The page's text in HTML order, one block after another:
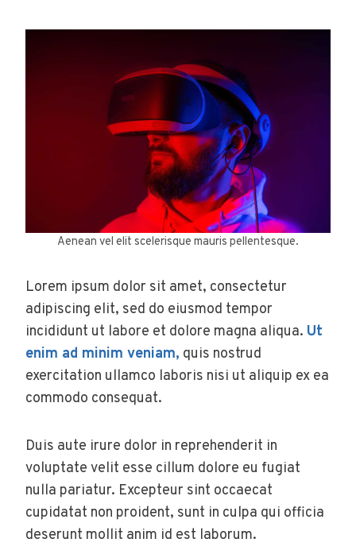
Aenean vel elit scelerisque mauris pellentesque.
Lorem ipsum dolor sit amet, consectetur
adipiscing elit, sed do eiusmod tempor
incididunt ut labore et dolore magna aliqua. Ut
enim ad minim veniam, quis nostrud
exercitation ullamco laboris nisi ut aliquip ex ea
commodo consequat.
Duis aute irure dolor in reprehenderit in
voluptate velit esse cillum dolore eu fugiat
nulla pariatur. Excepteur sint occaecat
cupidatat non proident, sunt in culpa qui officia
deserunt mollit anim id est laborum.